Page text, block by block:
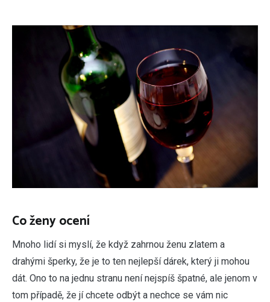
Co ženy ocení
Mnoho lidí si myslí, že když zahrnou ženu zlatem a
drahými šperky, že je to ten nejlepší dárek, který ji mohou
dát. Ono to na jednu stranu není nejspíš špatné, ale jenom v
tom případě, že jí chcete odbýt a nechce se vám nic